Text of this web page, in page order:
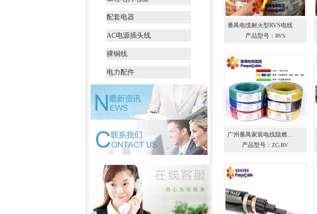
配套电器
AC电源插头线
裸铜线
电力配件
番禺电缆耐火型RVS电线
产品型号： RVS
广州番禺家装电线阻燃…
产品型号： ZC-BV